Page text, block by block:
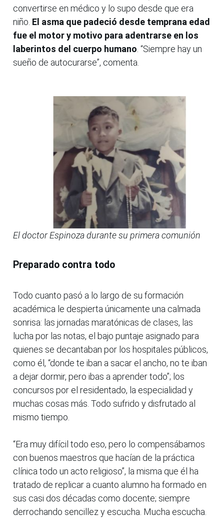
convertirse en médico y lo supo desde que era
niño. El asma que padeció desde temprana edad
fue el motor y motivo para adentrarse en los
laberintos del cuerpo humano . “Siempre hay un
sueño de autocurarse”, comenta.
El doctor Espinoza durante su primera comunión
Preparado contra todo
Todo cuanto pasó a lo largo de su formación
académica le despierta únicamente una calmada
sonrisa: las jornadas maratónicas de clases, las
lucha por las notas, el bajo puntaje asignado para
quienes se decantaban por los hospitales públicos,
como él, “donde te iban a sacar el ancho, no te iban
a dejar dormir, pero ibas a aprender todo”; los
concursos por el residentado, la especialidad y
muchas cosas más. Todo sufrido y disfrutado al
mismo tiempo.
“Era muy difícil todo eso, pero lo compensábamos
con buenos maestros que hacían de la práctica
clínica todo un acto religioso”, la misma que él ha
tratado de replicar a cuanto alumno ha formado en
sus casi dos décadas como docente; siempre
derrochando sencillez y escucha. Mucha escucha.